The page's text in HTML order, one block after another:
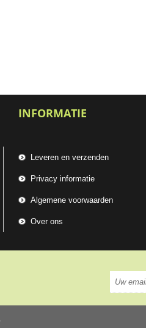
INFORMATIE
Leveren en verzenden
Privacy informatie
Algemene voorwaarden
Over ons